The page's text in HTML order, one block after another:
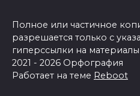
Полное или частичное
разрешается только с
гиперссылки на
2021 - 2026 Орфография
Работает на теме Reboot